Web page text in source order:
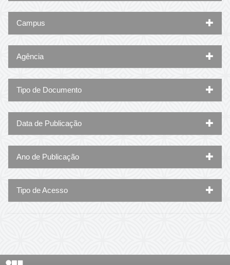
Campus
Agência
Tipo de Documento
Data de Publicação
Ano de Publicação
Tipo de Acesso